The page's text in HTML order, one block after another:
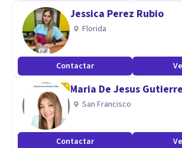
Jessica Perez Rubio
Florida
Contactar
Maria De Jesus
San Francisco
Contactar